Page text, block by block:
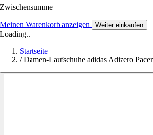
Zwischensumme
Meinen Warenkorb anzeigen Weiter einkaufen
Loading...
Startseite
/ Damen-Laufschuhe adidas Adizero Pacer